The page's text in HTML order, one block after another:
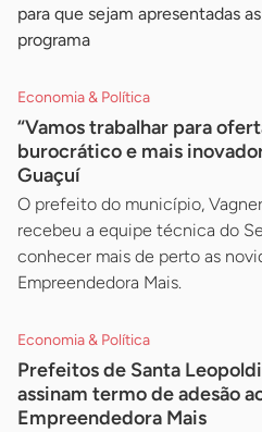
para que sejam apresentadas
programa
Economia & Política
“Vamos trabalhar para
burocrático e mais
Guaçuí
O prefeito do município,
recebeu a equipe técnica do
conhecer mais de perto as
Empreendedora Mais.
Economia & Política
Prefeitos de Santa
assinam termo de adesão
Empreendedora Mais